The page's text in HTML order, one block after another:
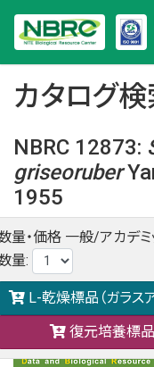
カタログ
NBRC 12873:
griseoruber
1955
NBRC 12873の情報や
らご覧ください。
日本語での検索も可能
量・価格 一般/アカデミ
量:
L-乾燥標品（ガラス
復元培養標品